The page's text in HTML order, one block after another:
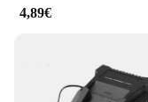
4,89€